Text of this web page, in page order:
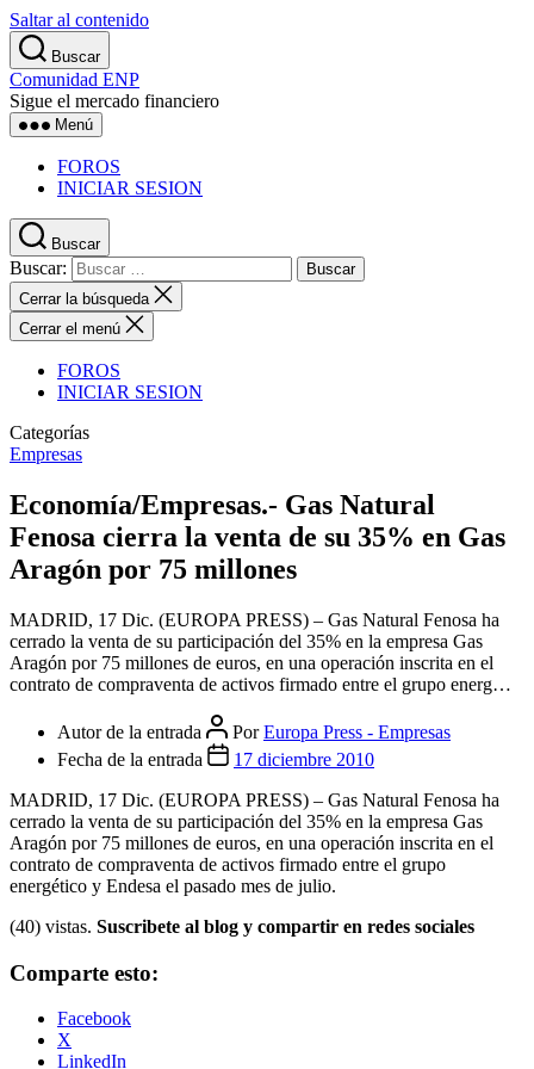
Saltar al contenido
Buscar
Comunidad ENP
Sigue el mercado financiero
Menú
FOROS
INICIAR SESION
Buscar
Buscar:
Cerrar la búsqueda
Cerrar el menú
FOROS
INICIAR SESION
Categorías
Empresas
Economía/Empresas.- Gas Natural
Fenosa cierra la venta de su 35% en Gas
Aragón por 75 millones
MADRID, 17 Dic. (EUROPA PRESS) – Gas Natural Fenosa ha
cerrado la venta de su participación del 35% en la empresa Gas
Aragón por 75 millones de euros, en una operación inscrita en el
contrato de compraventa de activos firmado entre el grupo energ…
Autor de la entrada PorEuropa Press - Empresas
Fecha de la entrada
17 diciembre 2010
MADRID, 17 Dic. (EUROPA PRESS) – Gas Natural Fenosa ha
cerrado la venta de su participación del 35% en la empresa Gas
Aragón por 75 millones de euros, en una operación inscrita en el
contrato de compraventa de activos firmado entre el grupo
energético y Endesa el pasado mes de julio.
(40) vistas. Suscribete al blog y compartir en redes sociales
Comparte esto:
Facebook
X
LinkedIn